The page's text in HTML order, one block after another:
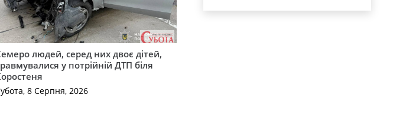
людей, серед них двоє дітей,
у потрійній ДТП біля
8 Серпня, 2026